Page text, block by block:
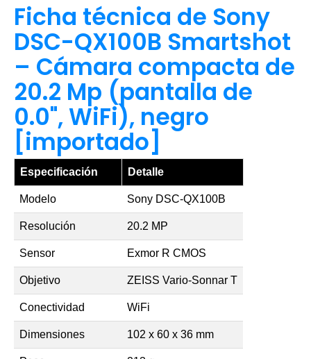
Ficha técnica de Sony
DSC-QX100B Smartshot
– Cámara compacta de
20.2 Mp (pantalla de
0.0", WiFi), negro
[importado]
Especificación Detalle
Modelo Sony DSC-QX100B
Resolución 20.2 MP
Sensor Exmor R CMOS
Objetivo ZEISS Vario-Sonnar T
Conectividad WiFi
Dimensiones 102 x 60 x 36 mm